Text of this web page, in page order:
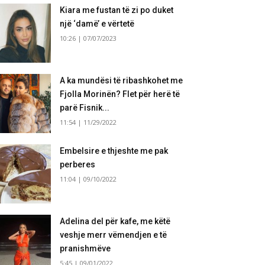
Kiara me fustan të zi po duket
një ‘damë’ e vërtetë
10:26 | 07/07/2023
A ka mundësi të ribashkohet me
Fjolla Morinën? Flet për herë të
parë Fisnik...
11:54 | 11/29/2022
Embelsire e thjeshte me pak
perberes
11:04 | 09/10/2022
Adelina del për kafe, me këtë
veshje merr vëmendjen e të
pranishmëve
5:45 | 09/01/2022